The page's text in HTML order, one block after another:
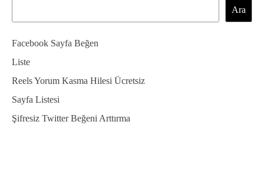
z
ı
s
a
y
f
Ara
Facebook Sayfa Beğen
Liste
Reels Yorum Kasma Hilesi Ücretsiz
Sayfa Listesi
Şifresiz Twitter Beğeni Arttırma